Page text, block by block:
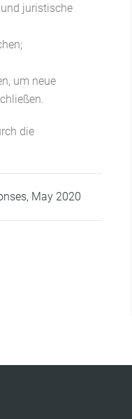
juristische
um neue
die
May 2020